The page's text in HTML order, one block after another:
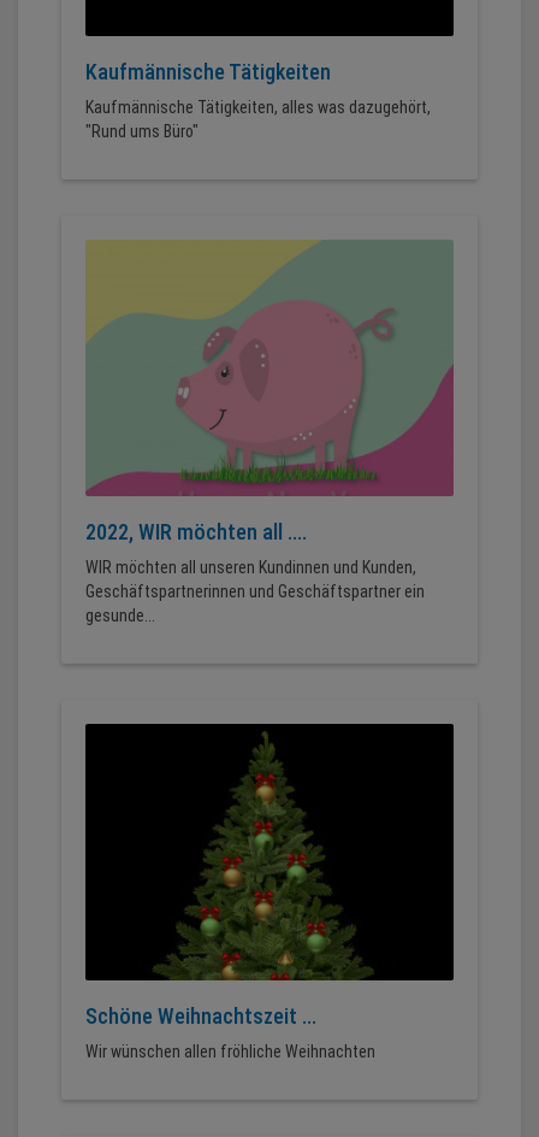
Kaufmännische Tätigkeiten
Kaufmännische Tätigkeiten, alles was dazugehört,
"Rund ums Büro"
2022, WIR möchten all ....
WIR möchten all unseren Kundinnen und Kunden,
Geschäftspartnerinnen und Geschäftspartner ein
gesunde...
Schöne Weihnachtszeit ...
Wir wünschen allen fröhliche Weihnachten